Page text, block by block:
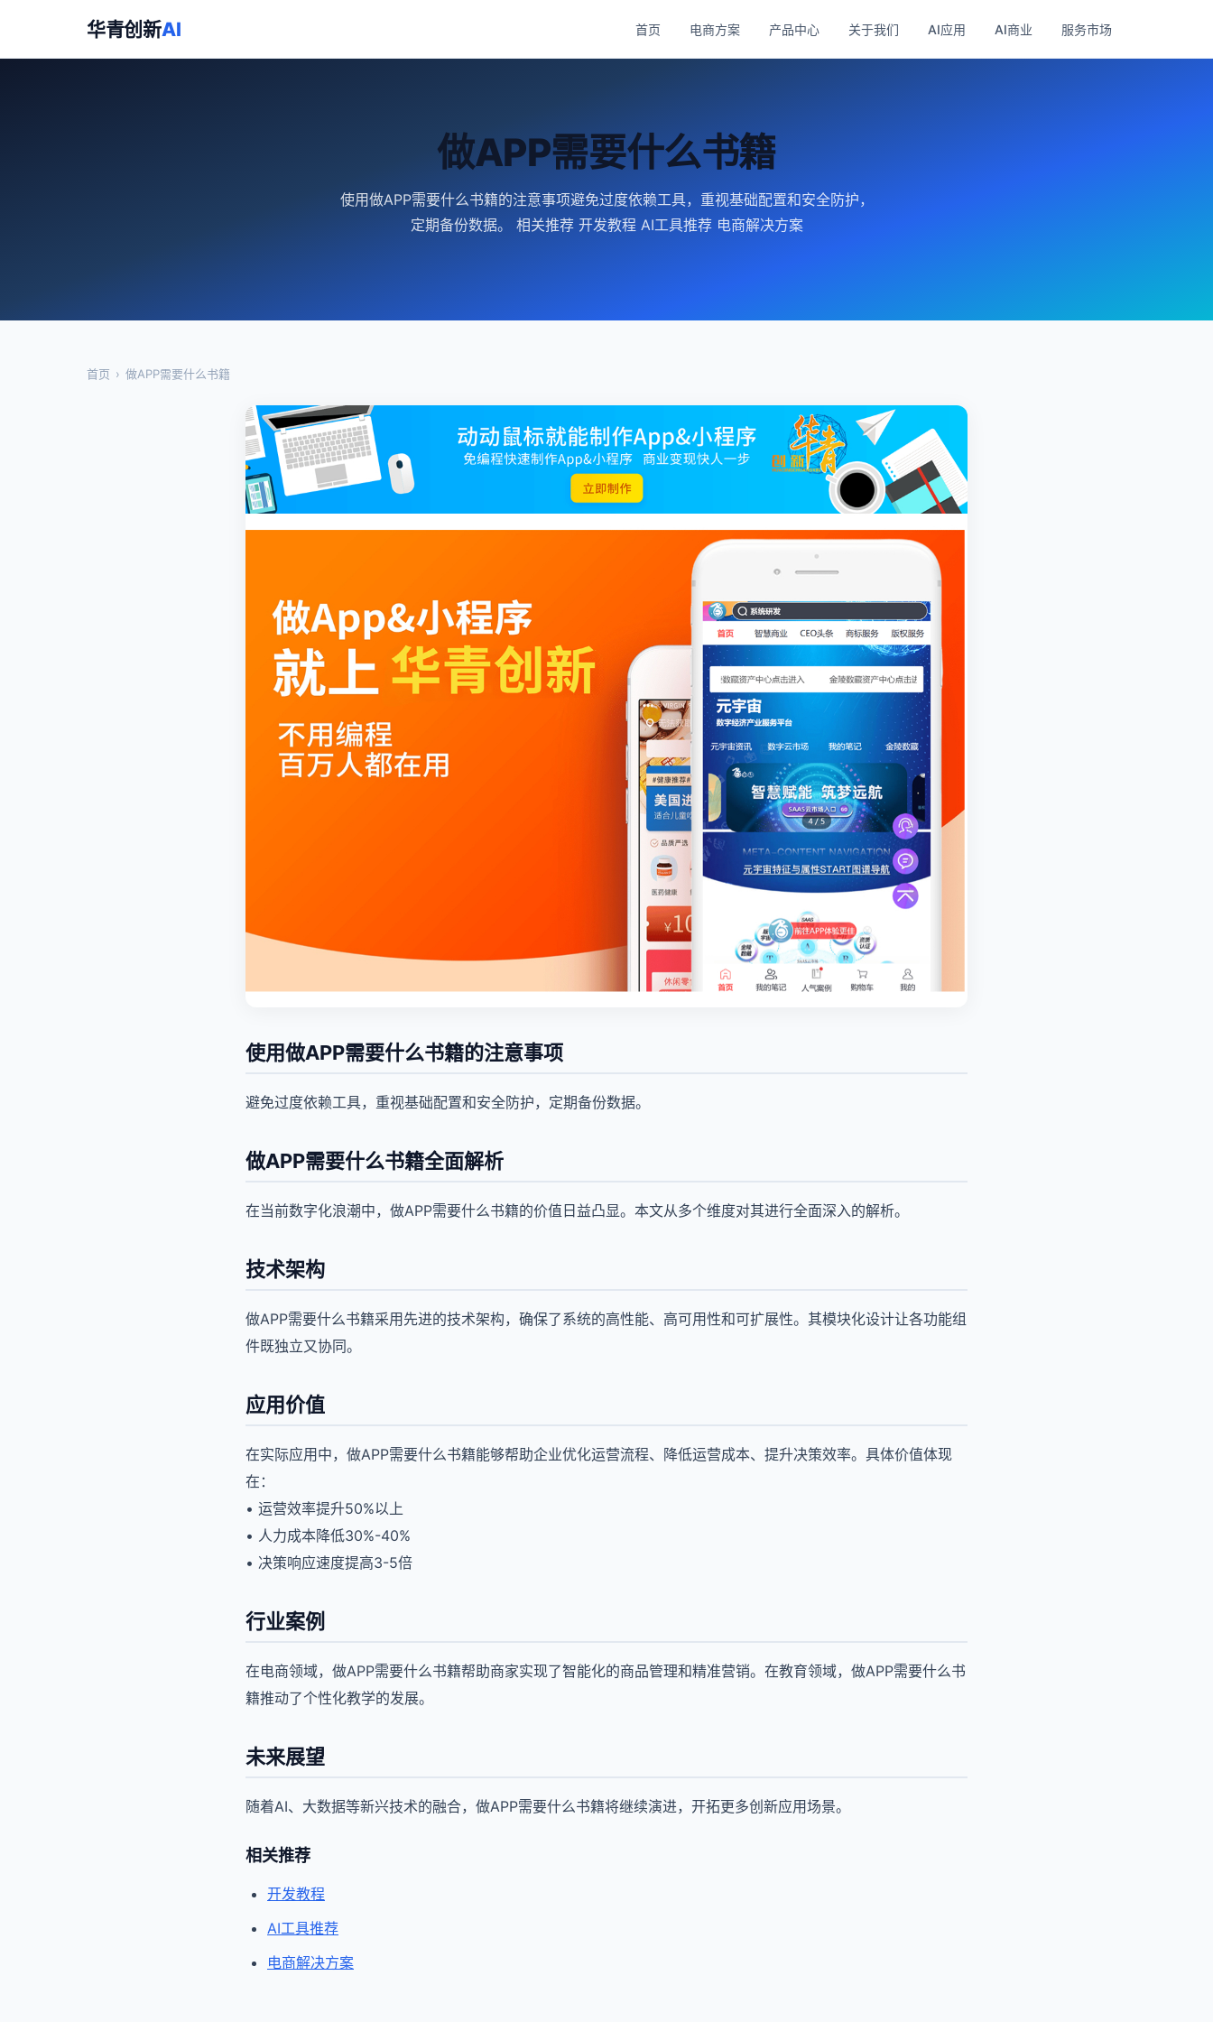
华青创新AI 首页 电商方案 产品中心 关于我们 AI应用 AI商业 服务市场
做APP需要什么书籍
使用做APP需要什么书籍的注意事项避免过度依赖工具，重视基础配置和安全防护，
定期备份数据。 相关推荐 开发教程 AI工具推荐 电商解决方案
首页 › 做APP需要什么书籍
使用做APP需要什么书籍的注意事项
避免过度依赖工具，重视基础配置和安全防护，定期备份数据。
做APP需要什么书籍全面解析
在当前数字化浪潮中，做APP需要什么书籍的价值日益凸显。本文从多个维度对其进行全面深入的解析。
技术架构
做APP需要什么书籍采用先进的技术架构，确保了系统的高性能、高可用性和可扩展性。其模块化设计让各功能组
件既独立又协同。
应用价值
在实际应用中，做APP需要什么书籍能够帮助企业优化运营流程、降低运营成本、提升决策效率。具体价值体现
在：
• 运营效率提升50%以上
• 人力成本降低30%-40%
• 决策响应速度提高3-5倍
行业案例
在电商领域，做APP需要什么书籍帮助商家实现了智能化的商品管理和精准营销。在教育领域，做APP需要什么书
籍推动了个性化教学的发展。
未来展望
随着AI、大数据等新兴技术的融合，做APP需要什么书籍将继续演进，开拓更多创新应用场景。
相关推荐
开发教程
AI工具推荐
电商解决方案